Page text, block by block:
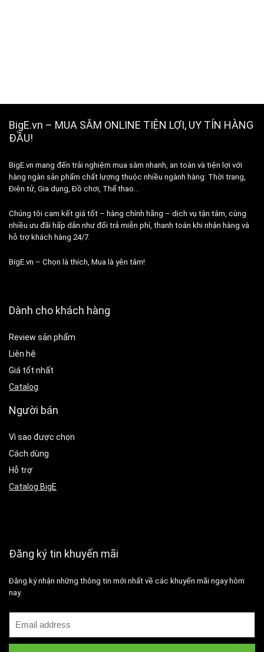
BigE.vn – MUA SẮM ONLINE TIỆN LỢI, UY TÍN HÀNG
ĐẦU!
BigE.vn mang đến trải nghiệm mua sắm nhanh, an toàn và tiện lợi với
hàng ngàn sản phẩm chất lượng thuộc nhiều ngành hàng: Thời trang,
Điện tử, Gia dụng, Đồ chơi, Thể thao…
Chúng tôi cam kết giá tốt – hàng chính hãng – dịch vụ tận tâm, cùng
nhiều ưu đãi hấp dẫn như đổi trả miễn phí, thanh toán khi nhận hàng và
hỗ trợ khách hàng 24/7.
BigE.vn – Chọn là thích, Mua là yên tâm!
Dành cho khách hàng
Review sản phẩm
Liên hệ
Giá tốt nhất
Catalog
Người bán
Vì sao được chọn
Cách dùng
Hỗ trợ
Catalog BigE
Đăng ký tin khuyến mãi
Đăng ký nhận những thông tin mới nhất về các khuyến mãi ngay hôm
nay.